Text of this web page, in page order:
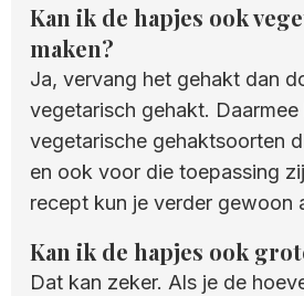
Kan ik de hapjes ook
maken?
Ja, vervang het gehakt dan
vegetarisch gehakt.
vegetarische gehaktsoorten
en ook voor die toepassing
recept kun je verder gewoon
Kan ik de hapjes ook
Dat kan zeker. Als je de